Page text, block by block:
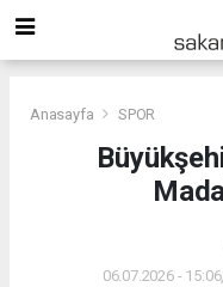
Anasayfa SPOR
06.07.2026 -